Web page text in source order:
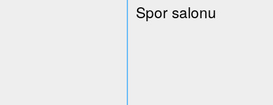
Spor salonu